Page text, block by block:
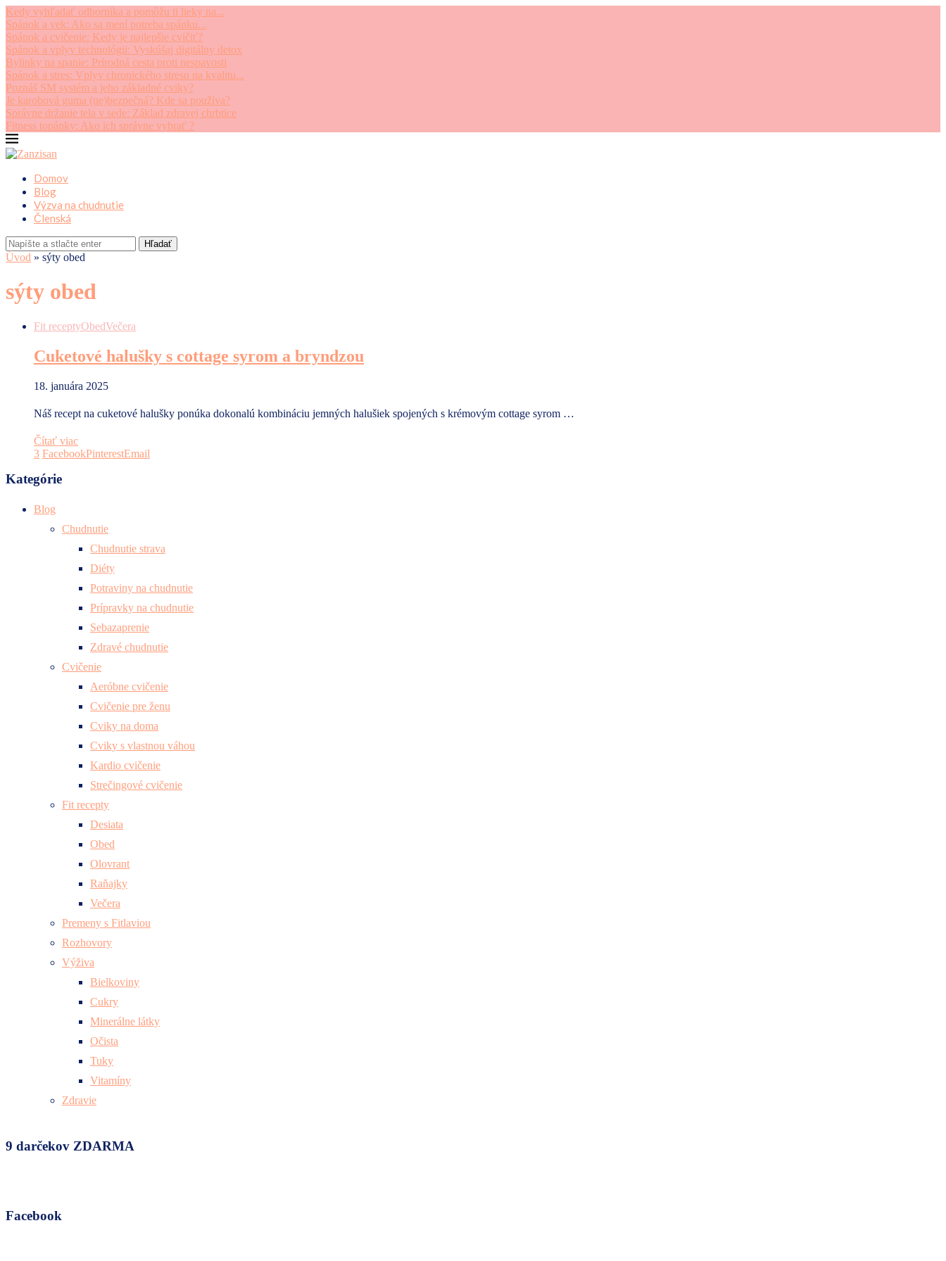
Kedy vyhľadať odborníka a pomôžu ti lieky na...
Spánok a vek: Ako sa mení potreba spánku...
Spánok a cvičenie: Kedy je najlepšie cvičiť?
Spánok a vplyv technológii: Vyskúšaj digitálny detox
Bylinky na spanie: Prírodná cesta proti nespavosti
Spánok a stres: Vplyv chronického stresu na kvalitu...
Poznáš SM systém a jeho základné cviky?
Je karobová guma (ne)bezpečná? Kde sa používa?
Správne držanie tela v sede: Základ zdravej chrbtice
Fitness topánky: Ako ich správne vybrať ?
Domov
Blog
Výzva na chudnutie
Členská
Hľadať
Úvod » sýty obed
sýty obed
Fit receptyObedVečera
Cuketové halušky s cottage syrom a bryndzou
18. januára 2025
Náš recept na cuketové halušky ponúka dokonalú kombináciu jemných halušiek spojených s krémovým cottage syrom …
Čítať viac
3 FacebookPinterestEmail
Kategórie
Blog
Chudnutie
Chudnutie strava
Diéty
Potraviny na chudnutie
Prípravky na chudnutie
Sebazaprenie
Zdravé chudnutie
Cvičenie
Aeróbne cvičenie
Cvičenie pre ženu
Cviky na doma
Cviky s vlastnou váhou
Kardio cvičenie
Strečingové cvičenie
Fit recepty
Desiata
Obed
Olovrant
Raňajky
Večera
Premeny s Fitlaviou
Rozhovory
Výživa
Bielkoviny
Cukry
Minerálne látky
Očista
Tuky
Vitamíny
Zdravie
9 darčekov ZDARMA
Facebook